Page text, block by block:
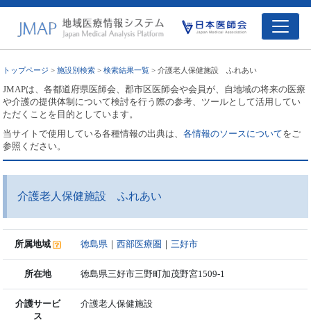
トップページ >施設別検索 >検索結果一覧 > 介護老人保健施設 ふれあい
JMAPは、各都道府県医師会、郡市区医師会や会員が、自地域の将来の医療
や介護の提供体制について検討を行う際の参考、ツールとして活用してい
ただくことを目的としています。
当サイトで使用している各種情報の出典は、各情報のソースについてをご
参照ください。
介護老人保健施設 ふれあい
所属地域 徳島県 ｜西部医療圏 ｜ 三好市
所在地 徳島県三好市三野町加茂野宮1509-1
介護サービ
ス
介護老人保健施設